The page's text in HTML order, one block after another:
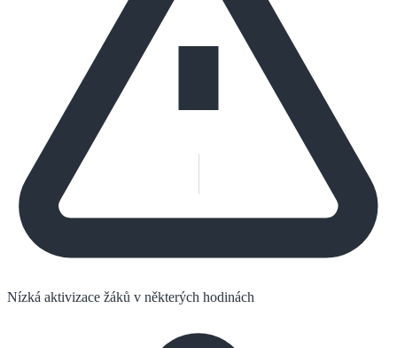
Nízká aktivizace žáků v některých hodinách